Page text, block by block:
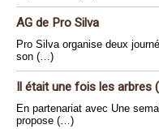
AG de Pro Silva
Pro Silva organise deux
son (…)
Il était une fois les arbres
En partenariat avec Une
propose (…)